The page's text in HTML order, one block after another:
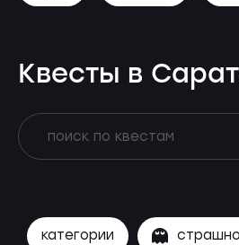
Квесты в
категории